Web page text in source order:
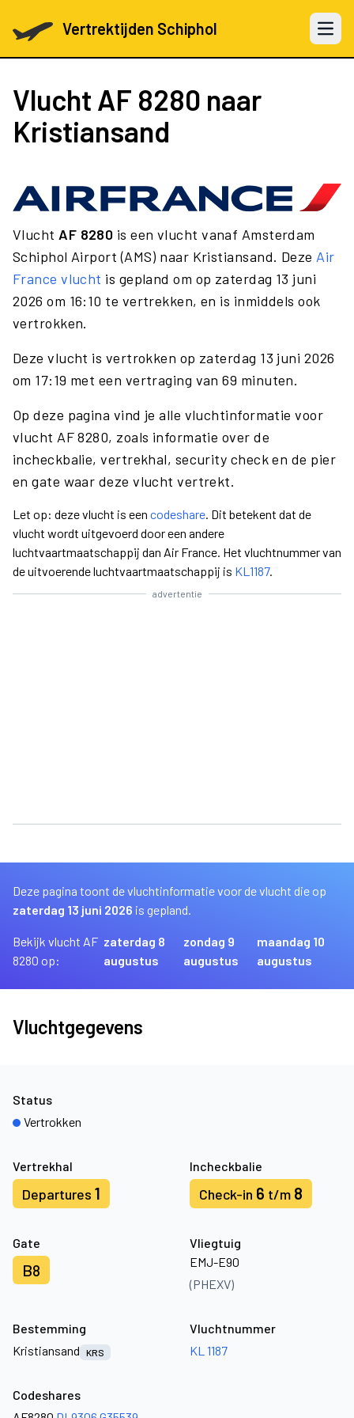
Vertrektijden Schiphol Open
Vlucht AF 8280 naar
Kristiansand
Vlucht AF 8280 is een vlucht vanaf Amsterdam
Schiphol Airport (AMS) naar Kristiansand. Deze Air
France vlucht is gepland om op zaterdag 13 juni
2026 om 16:10 te vertrekken, en is inmiddels ook
vertrokken.
Deze vlucht is vertrokken op zaterdag 13 juni 2026
om 17:19 met een vertraging van 69 minuten.
Op deze pagina vind je alle vluchtinformatie voor
vlucht AF 8280, zoals informatie over de
incheckbalie, vertrekhal, security check en de pier
en gate waar deze vlucht vertrekt.
Let op: deze vlucht is een codeshare. Dit betekent dat de
vlucht wordt uitgevoerd door een andere
luchtvaartmaatschappij dan Air France. Het vluchtnummer van
de uitvoerende luchtvaartmaatschappij is KL1187.
advertentie
Deze pagina toont de vluchtinformatie voor de vlucht die op
zaterdag 13 juni 2026 is gepland.
Bekijk vlucht AF
8280 op:
zaterdag 8
augustus
zondag 9
augustus
maandag 10
augustus
Vluchtgegevens
Vertrekhal
Departures 1
Incheckbalie
Check-in 6 t/m 8
Gate
B8
Vliegtuig
EMJ-E90
(PHEXV)
Status
Vertrokken
Bestemming
Kristiansand
KRS
Vluchtnummer
KL 1187
Codeshares